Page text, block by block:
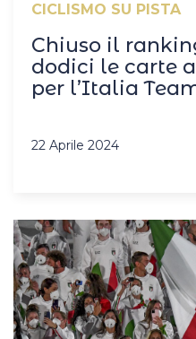
CICLISMO SU PISTA
Chiuso il
dodici le carte
per l’Italia
22 Aprile 2024